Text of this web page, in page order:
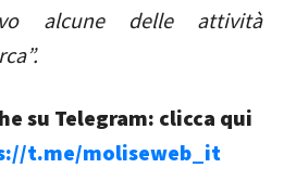
alcune delle attività
su Telegram: clicca qui
t.me/moliseweb_it